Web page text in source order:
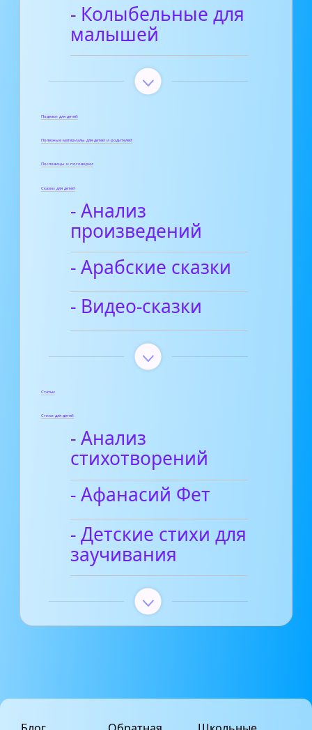
- Колыбельные для
малышей
Поделки для детей
Полезные материалы для детей и родителей
Пословицы и поговорки
Сказки для детей
- Анализ
произведений
- Арабские сказки
- Видео-сказки
Статьи
Стихи для детей
- Анализ
стихотворений
- Афанасий Фет
- Детские стихи для
заучивания